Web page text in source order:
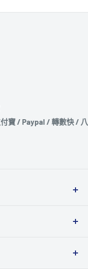
/ Paypal / 轉數快 / 八達
消費性電子產
港及澳門地區。